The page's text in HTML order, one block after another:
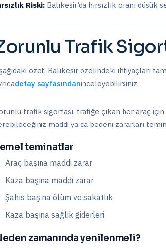
Riski: Balıkesir’da hırsızlık oranı düşük
Trafik
özet, Balıkesir özelindeki ihtiyaçları
detay sayfasındaninceleyebilirsiniz.
trafik sigortası, trafiğe çıkan her araç
maddi ya da bedeni zararları
teminatlar
Araç başına maddi zarar
Kaza başına maddi zarar
Şahıs başına ölüm ve sakatlık
Kaza başına sağlık giderleri
zamanında yenilenmeli?